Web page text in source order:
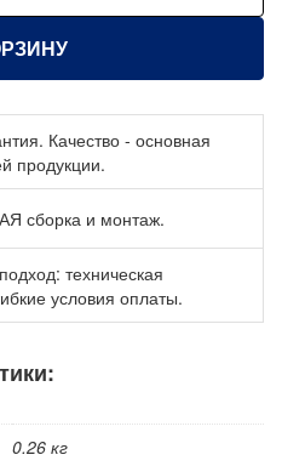
техник
грузов
Качество - основная
продукции.
сборка и монтаж.
техническая
условия оплаты.
0.26 кг